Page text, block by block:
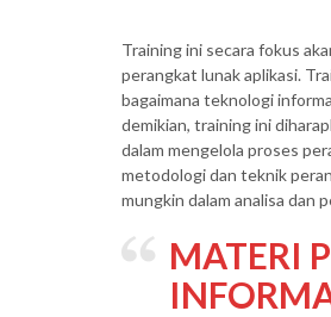
Training ini secara fokus
perangkat lunak aplikasi.
bagaimana teknologi
demikian, training ini
dalam mengelola proses
metodologi dan teknik
mungkin dalam analisa dan
MATERI